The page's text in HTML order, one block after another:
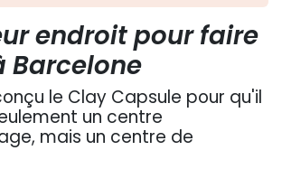
endroit pour faire
Barcelone
le Clay Capsule pour qu'il
un centre
mais un centre de